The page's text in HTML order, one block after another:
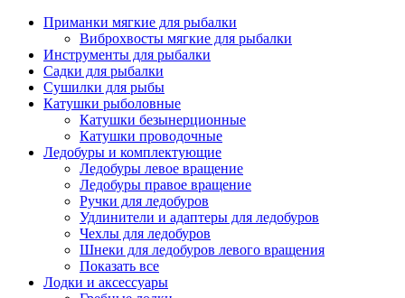
Приманки мягкие для рыбалки
Виброхвосты мягкие для рыбалки
Инструменты для рыбалки
Садки для рыбалки
Сушилки для рыбы
Катушки рыболовные
Катушки безынерционные
Катушки проводочные
Ледобуры и комплектующие
Ледобуры левое вращение
Ледобуры правое вращение
Ручки для ледобуров
Удлинители и адаптеры для ледобуров
Чехлы для ледобуров
Шнеки для ледобуров левого вращения
Показать все
Лодки и аксессуары